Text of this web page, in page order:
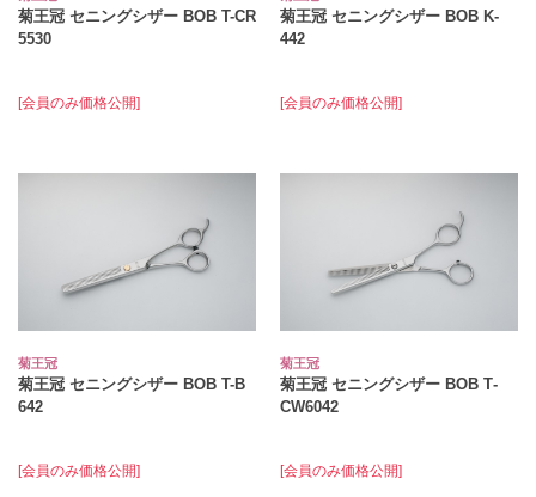
菊王冠 セニングシザー BOB T-CR
5530
[会員のみ価格公開]
菊王冠 セニングシザー BOB K-
442
[会員のみ価格公開]
菊王冠
菊王冠 セニングシザー BOB T-B
642
[会員のみ価格公開]
菊王冠
菊王冠 セニングシザー BOB T‐
CW6042
[会員のみ価格公開]